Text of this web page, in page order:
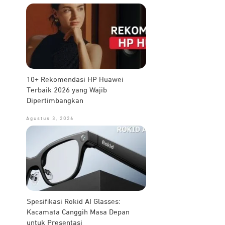
10+ Rekomendasi HP Huawei
Terbaik 2026 yang Wajib
Dipertimbangkan
Agustus 3, 2026
Spesifikasi Rokid AI Glasses:
Kacamata Canggih Masa Depan
untuk Presentasi